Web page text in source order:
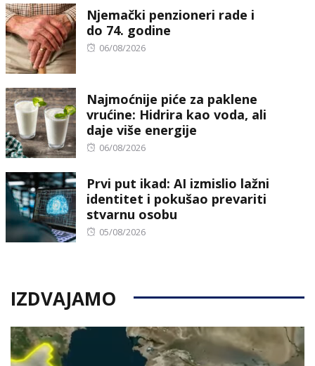
Njemački penzioneri rade i
do 74. godine
Posted
06/08/2026
Najmoćnije piće za paklene
vrućine: Hidrira kao voda, ali
daje više energije
Posted
06/08/2026
Prvi put ikad: AI izmislio lažni
identitet i pokušao prevariti
stvarnu osobu
Posted
05/08/2026
IZDVAJAMO